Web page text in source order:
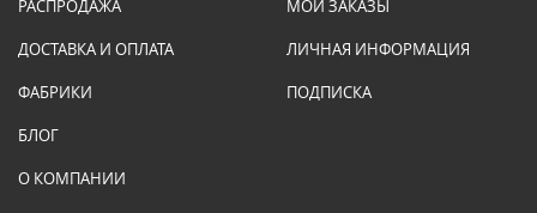
РАСПРОДАЖА
ДОСТАВКА И ОПЛАТА
ФАБРИКИ
БЛОГ
О КОМПАНИИ
МОИ ЗАКАЗЫ
ЛИЧНАЯ ИНФОРМАЦИЯ
ПОДПИСКА